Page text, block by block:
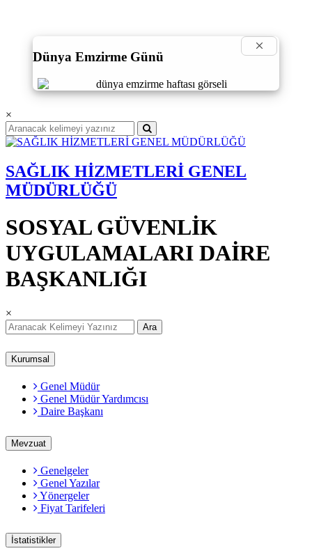
Dünya Emzirme Günü
×
×
SAĞLIK HİZMETLERİ GENEL
MÜDÜRLÜĞÜ
SOSYAL GÜVENLİK
UYGULAMALARI DAİRE
BAŞKANLIĞI
×
Ara
Kurumsal
Genel Müdür
Genel Müdür Yardımcısı
Daire Başkanı
Mevzuat
Genelgeler
Genel Yazılar
Yönergeler
Fiyat Tarifeleri
İstatistikler